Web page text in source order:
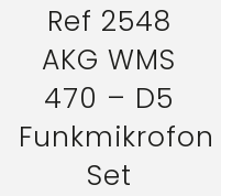
Ref 2548
AKG WMS
470 – D5
Funkmikrofon
Set